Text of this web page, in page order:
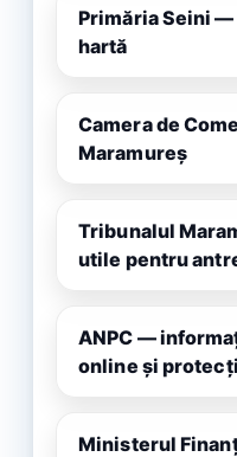
Primăria Seini
hartă
Camera de
Maramureș
Tribunalul
utile pentru
ANPC —
online și
Ministerul